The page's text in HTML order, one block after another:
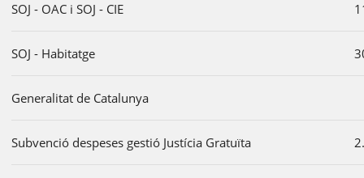
SOJ - OAC i SOJ - CIE
SOJ - Habitatge
Generalitat de Catalunya
Subvenció despeses gestió Justícia Gratuïta